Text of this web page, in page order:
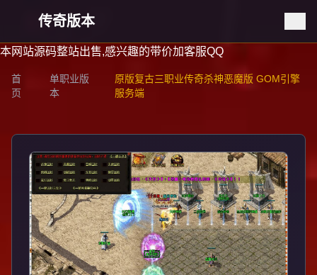
传奇版本
本网站源码整站出售,感兴趣的带价加客服QQ
首
页
单职业版
本
原版复古三职业传奇杀神恶魔版 GOM引擎
服务端